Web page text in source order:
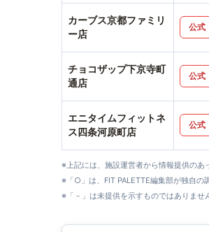
カーブス京都ファミリ
ー店
公式
チョコザップ下京寺町
通店
公式
エニタイムフィットネ
ス四条河原町店
公式
※上記には、施設運営者から情報提供のあ
※「○」は、FIT PALETTE編集部が独自の
※「－」は未提供を示すものではありませ